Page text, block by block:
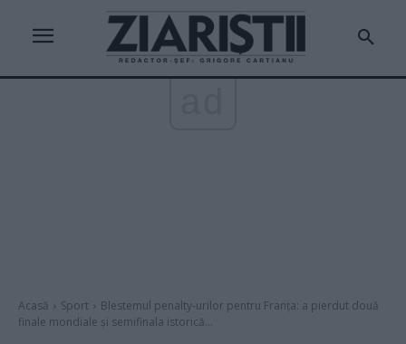
Acasă Sport
Blestemul penalty-urilor pentru Franța: a pierdut două
finale mondiale și semifinala istorică...